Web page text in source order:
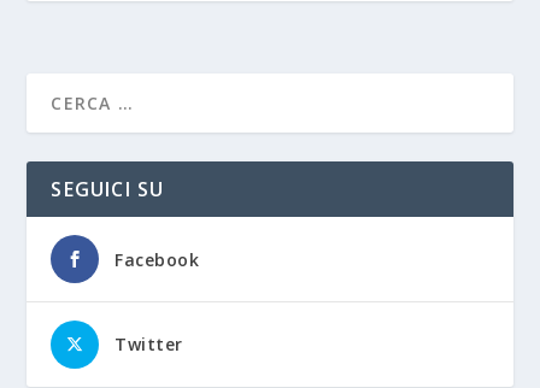
SEGUICI SU
Facebook
Twitter